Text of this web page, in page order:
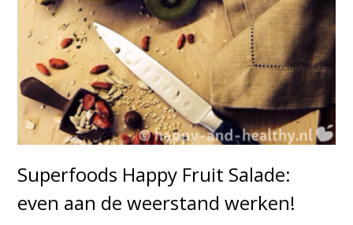
Superfoods Happy Fruit Salade:
even aan de weerstand werken!